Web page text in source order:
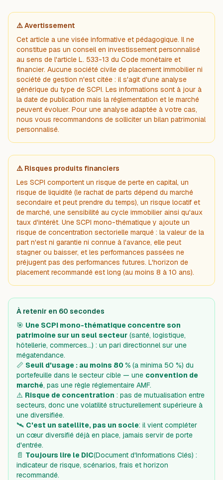
⚠️ Avertissement
Cet article a une visée informative et pédagogique. Il ne
constitue pas un conseil en investissement personnalisé
au sens de l'article L. 533-13 du Code monétaire et
financier. Aucune société civile de placement immobilier ni
société de gestion n'est citée : il s'agit d'une analyse
générique du type de SCPI. Les informations sont à jour à
la date de publication mais la réglementation et le marché
peuvent évoluer. Pour une analyse adaptée à votre cas,
nous vous recommandons de solliciter un bilan patrimonial
personnalisé.
⚠️ Risques produits financiers
Les SCPI comportent un risque de perte en capital, un
risque de liquidité (le rachat de parts dépend du marché
secondaire et peut prendre du temps), un risque locatif et
de marché, une sensibilité au cycle immobilier ainsi qu'aux
taux d'intérêt. Une SCPI mono-thématique y ajoute un
risque de concentration sectorielle marqué : la valeur de la
part n'est ni garantie ni connue à l'avance, elle peut
stagner ou baisser, et les performances passées ne
préjugent pas des performances futures. L'horizon de
placement recommandé est long (au moins 8 à 10 ans).
À retenir en 60 secondes
🎯 Une SCPI mono-thématique concentre son
patrimoine sur un seul secteur (santé, logistique,
hôtellerie, commerces…) : un pari directionnel sur une
mégatendance.
📏 Seuil d'usage : au moins 80 % (a minima 50 %) du
portefeuille dans le secteur cible — une convention de
marché, pas une règle réglementaire AMF.
⚠️ Risque de concentration : pas de mutualisation entre
secteurs, donc une volatilité structurellement supérieure à
une diversifiée.
🛰️ C'est un satellite, pas un socle: il vient compléter
un cœur diversifié déjà en place, jamais servir de porte
d'entrée.
📄 Toujours lire le DIC(Document d'Informations Clés) :
indicateur de risque, scénarios, frais et horizon
recommandé.